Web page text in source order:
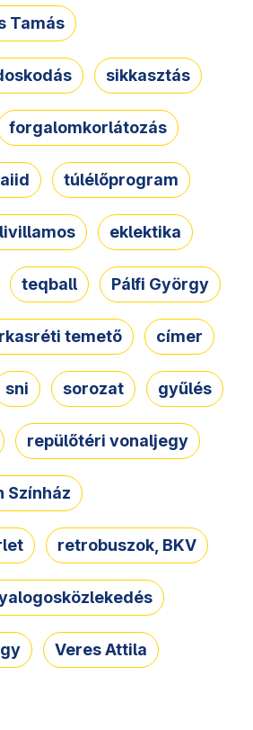
Tamás
sikkasztás
forgalomkorlátozás
túlélőprogram
eklektika
teqball Pálfi György
temető címer
sni sorozat gyűlés
repülőtéri vonaljegy
Színház
retrobuszok, BKV
Veres Attila